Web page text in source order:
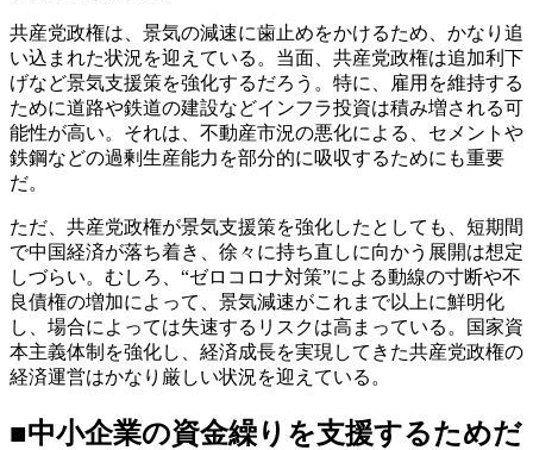
共産党政権は、景気の減速に歯止めをかけるため、かなり追
い込まれた状況を迎えている。当面、共産党政権は追加利下
げなど景気支援策を強化するだろう。特に、雇用を維持する
ために道路や鉄道の建設などインフラ投資は積み増される可
能性が高い。それは、不動産市況の悪化による、セメントや
鉄鋼などの過剰生産能力を部分的に吸収するためにも重要
だ。
ただ、共産党政権が景気支援策を強化したとしても、短期間
で中国経済が落ち着き、徐々に持ち直しに向かう展開は想定
しづらい。むしろ、“ゼロコロナ対策”による動線の寸断や不
良債権の増加によって、景気減速がこれまで以上に鮮明化
し、場合によっては失速するリスクは高まっている。国家資
本主義体制を強化し、経済成長を実現してきた共産党政権の
経済運営はかなり厳しい状況を迎えている。
■中小企業の資金繰りを支援するためだ